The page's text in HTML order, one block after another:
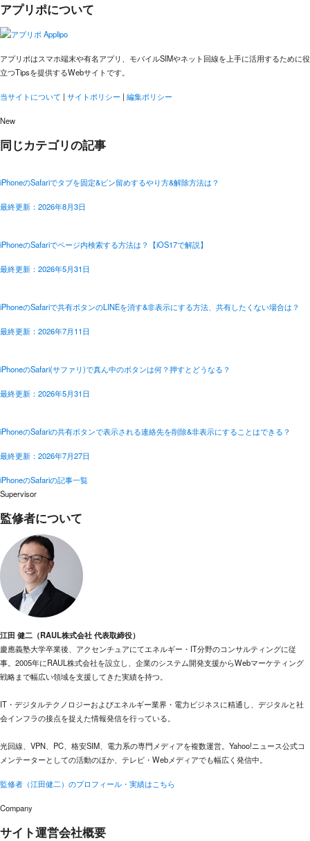
アプリポについて
アプリポはスマホ端末や有名アプリ、モバイルSIMやネット回線を上手に活用するために役
立つTipsを提供するWebサイトです。
当サイトについて | サイトポリシー | 編集ポリシー
New
同じカテゴリの記事
iPhoneのSafariでタブを固定&ピン留めするやり方&解除方法は？
最終更新：2026年8月3日
iPhoneのSafariでページ内検索する方法は？【iOS17で解説】
最終更新：2026年5月31日
iPhoneのSafariで共有ボタンのLINEを消す&非表示にする方法、共有したくない場合は？
最終更新：2026年7月11日
iPhoneのSafari(サファリ)で真ん中のボタンは何？押すとどうなる？
最終更新：2026年5月31日
iPhoneのSafariの共有ボタンで表示される連絡先を削除&非表示にすることはできる？
最終更新：2026年7月27日
iPhoneのSafariの記事一覧
Supervisor
監修者について
江田 健二（RAUL株式会社 代表取締役）
慶應義塾大学卒業後、アクセンチュアにてエネルギー・IT分野のコンサルティングに従
事。2005年にRAUL株式会社を設立し、企業のシステム開発支援からWebマーケティング
戦略まで幅広い領域を支援してきた実績を持つ。
IT・デジタルテクノロジーおよびエネルギー業界・電力ビジネスに精通し、デジタルと社
会インフラの接点を捉えた情報発信を行っている。
光回線、VPN、PC、格安SIM、電力系の専門メディアを複数運営。Yahoo!ニュース公式コ
メンテーターとしての活動のほか、テレビ・Webメディアでも幅広く発信中。
監修者（江田健二）のプロフィール・実績はこちら
Company
サイト運営会社概要